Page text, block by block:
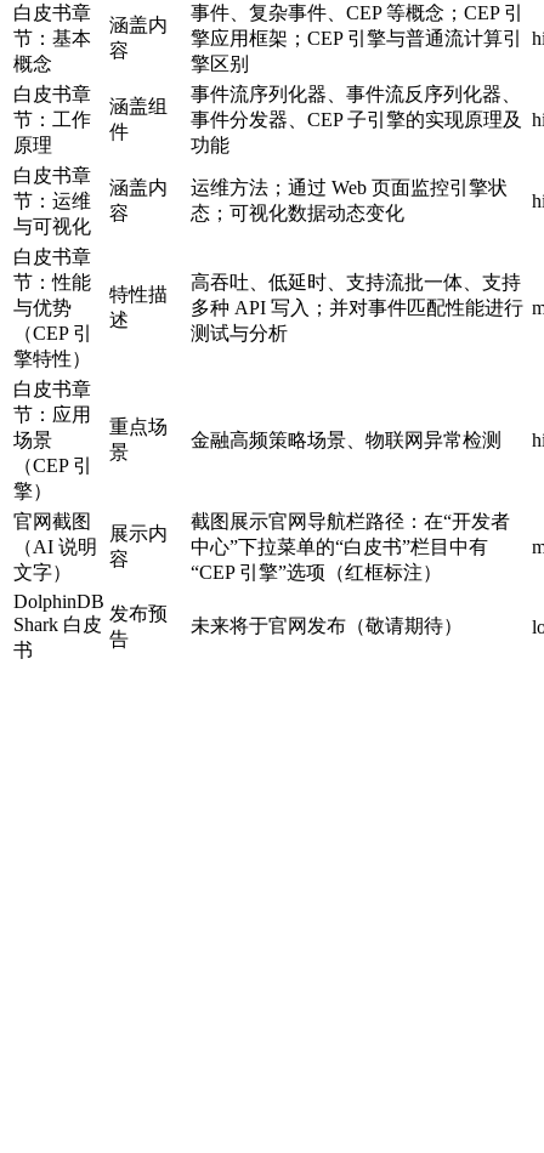
白皮书章
节：基本
概念
涵盖内
容
事件、复杂事件、CEP 等概念；CEP 引
擎应用框架；CEP 引擎与普通流计算引
擎区别
白皮书章
节：工作
原理
涵盖组
件
事件流序列化器、事件流反序列化器、
事件分发器、CEP 子引擎的实现原理及
功能
白皮书章
节：运维
与可视化
涵盖内
容
运维方法；通过 Web 页面监控引擎状
态；可视化数据动态变化
白皮书章
节：性能
与优势
（CEP 引
擎特性）
特性描
述
高吞吐、低延时、支持流批一体、支持
多种 API 写入；并对事件匹配性能进行
测试与分析
白皮书章
节：应用
场景
（CEP 引
擎）
重点场
景
金融高频策略场景、物联网异常检测
官网截图
（AI 说明
文字）
展示内
容
截图展示官网导航栏路径：在“开发者
中心”下拉菜单的“白皮书”栏目中有
“CEP 引擎”选项（红框标注）
DolphinDB
Shark 白皮
书
发布预
告
未来将于官网发布（敬请期待）